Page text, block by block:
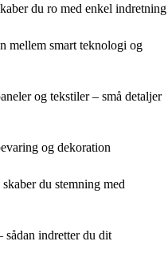
du ro med enkel indretning
mellem smart teknologi og
og tekstiler – små detaljer
og dekoration
du stemning med
indretter du dit